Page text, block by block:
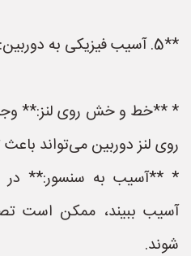
**5. آسیب فیزیکی به دوربین:**
* **خط و خش روی لنز:**
روی لنز دوربین می‌تواند
* **آسیب به سنسور:** در
آسیب ببیند، ممکن است
شوند.